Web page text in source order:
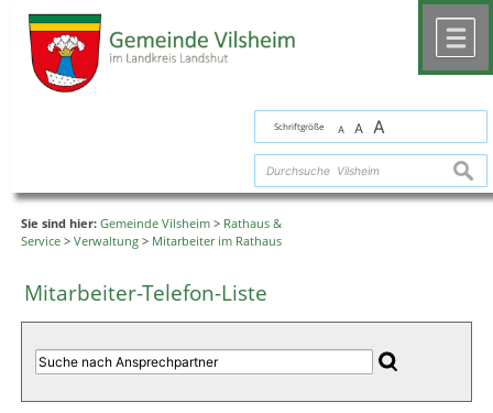
Schriftgröße A A A
Sie sind hier: Gemeinde Vilsheim > Rathaus &
Service > Verwaltung > Mitarbeiter im Rathaus
Mitarbeiter-Telefon-Liste